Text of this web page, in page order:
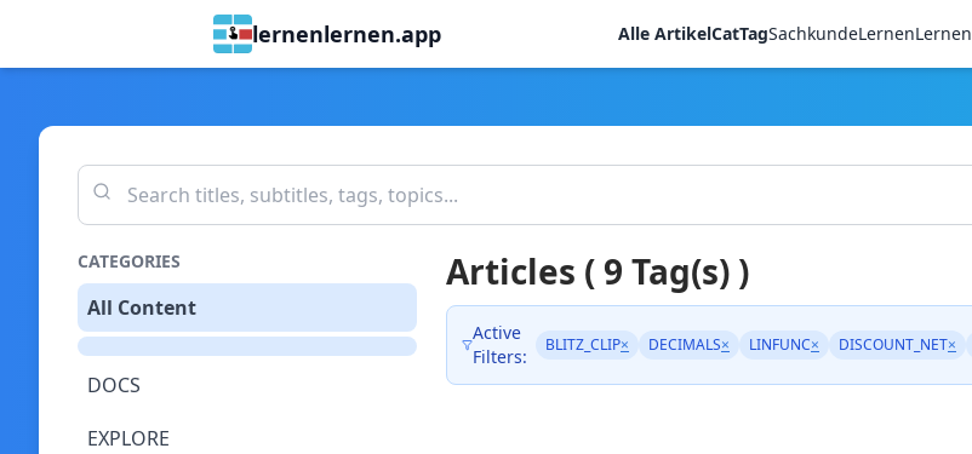
lernenlernen.app Alle ArtikelCatTagSachkundeLernenLernen
CATEGORIES
All Content
DOCS
EXPLORE
Articles ( 9 Tag(s) )
Active
Filters:
BLITZ_CLIP× DECIMALS× LINFUNC× DISCOUNT_NET×